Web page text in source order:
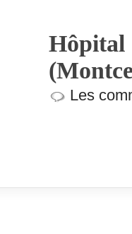
Hôpital
Les